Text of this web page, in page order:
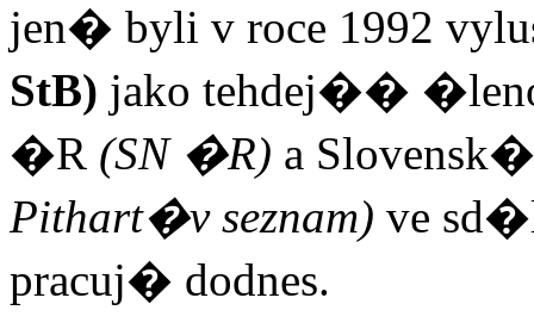
jen� byli v roce 1992
StB) jako tehdej��
�R (SN �R) a
Pithart�v seznam) ve
pracuj� dodnes.